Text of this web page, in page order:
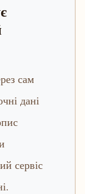
сам
дані
сервіс